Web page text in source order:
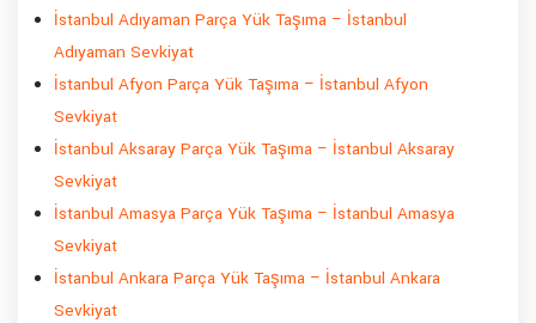
İstanbul Adıyaman Parça Yük Taşıma – İstanbul
Adıyaman Sevkiyat
İstanbul Afyon Parça Yük Taşıma – İstanbul Afyon
Sevkiyat
İstanbul Aksaray Parça Yük Taşıma – İstanbul Aksaray
Sevkiyat
İstanbul Amasya Parça Yük Taşıma – İstanbul Amasya
Sevkiyat
İstanbul Ankara Parça Yük Taşıma – İstanbul Ankara
Sevkiyat